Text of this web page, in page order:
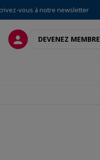
vous à notre newsletter
CONNEXIONDEVENEZ MEMBRE